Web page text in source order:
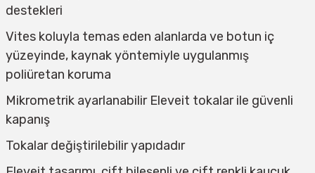
destekleri
Vites koluyla temas eden alanlarda ve botun iç
yüzeyinde, kaynak yöntemiyle uygulanmış
poliüretan koruma
Mikrometrik ayarlanabilir Eleveit tokalar ile güvenli
kapanış
Tokalar değiştirilebilir yapıdadır